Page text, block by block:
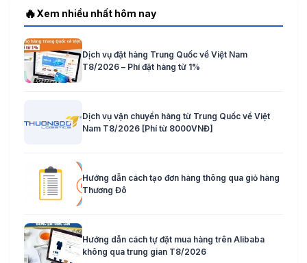
🔥Xem nhiều nhất hôm nay
Dịch vụ đặt hàng Trung Quốc về Việt Nam
T8/2026 – Phí đặt hàng từ 1%
Dịch vụ vận chuyển hàng từ Trung Quốc về Việt
Nam T8/2026 [Phí từ 8000VNĐ]
Hướng dẫn cách tạo đơn hàng thông qua giỏ hàng
Thương Đô
Hướng dẫn cách tự đặt mua hàng trên Alibaba
không qua trung gian T8/2026